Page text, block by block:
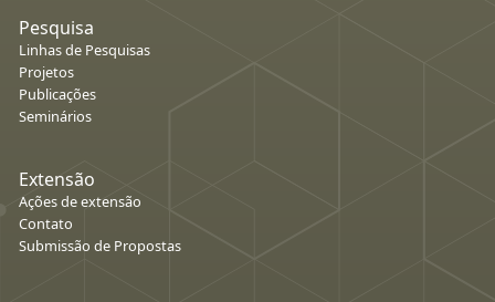
Pesquisa
Linhas de Pesquisas
Projetos
Publicações
Seminários
Extensão
Ações de extensão
Contato
Submissão de Propostas